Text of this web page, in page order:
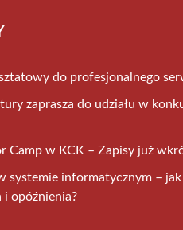
do profesjonalnego
zaprasza do udziału w
Camp w KCK – Zapisy już
systemie informatycznym –
i opóźnienia?